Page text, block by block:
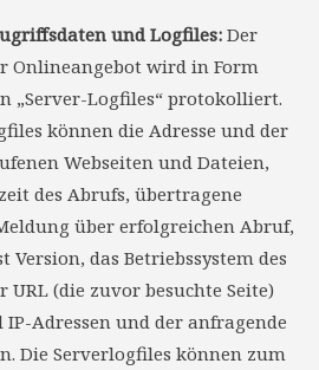
und Logfiles: Der
Onlineangebot wird in Form
„Server-Logfiles“ protokolliert.
können die Adresse und der
Webseiten und Dateien,
des Abrufs, übertragene
über erfolgreichen Abruf,
Version, das Betriebssystem des
URL (die zuvor besuchte Seite)
Adressen und der anfragende
Die Serverlogfiles können zum